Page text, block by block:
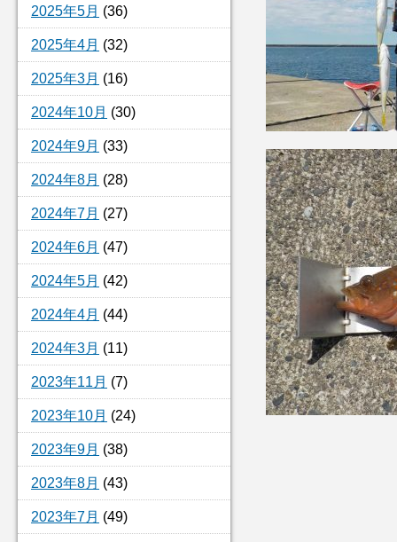
2025年5月 (36)
2025年4月 (32)
2025年3月 (16)
2024年10月 (30)
2024年9月 (33)
2024年8月 (28)
2024年7月 (27)
2024年6月 (47)
2024年5月 (42)
2024年4月 (44)
2024年3月 (11)
2023年11月 (7)
2023年10月 (24)
2023年9月 (38)
2023年8月 (43)
2023年7月 (49)